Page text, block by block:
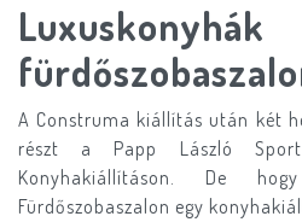
A Construma kiállítás után két
részt a Papp László
Konyhakiállításon. De
Fürdőszobaszalon egy